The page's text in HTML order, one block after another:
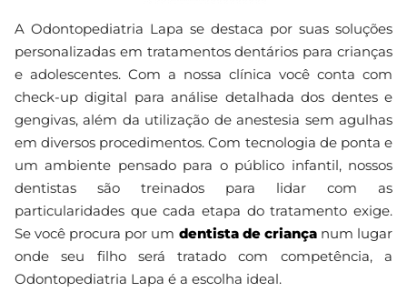
A Odontopediatria Lapa se destaca por suas soluções
personalizadas em tratamentos dentários para crianças
e adolescentes. Com a nossa clínica você conta com
check-up digital para análise detalhada dos dentes e
gengivas, além da utilização de anestesia sem agulhas
em diversos procedimentos. Com tecnologia de ponta e
um ambiente pensado para o público infantil, nossos
dentistas são treinados para lidar com as
particularidades que cada etapa do tratamento exige.
Se você procura por um dentista de criançanum lugar
onde seu filho será tratado com competência, a
Odontopediatria Lapa é a escolha ideal.